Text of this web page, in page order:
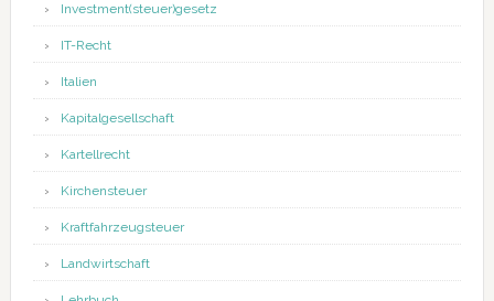
Investment(steuer)gesetz
IT-Recht
Italien
Kapitalgesellschaft
Kartellrecht
Kirchensteuer
Kraftfahrzeugsteuer
Landwirtschaft